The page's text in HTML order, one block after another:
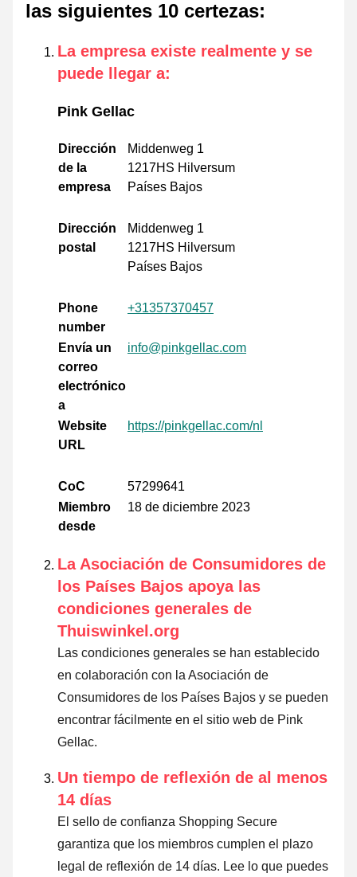
las siguientes 10 certezas:
La empresa existe realmente y se
puede llegar a:
Pink Gellac
Dirección
de la
empresa
Middenweg 1
1217HS Hilversum
Países Bajos
Dirección
postal
Middenweg 1
1217HS Hilversum
Países Bajos
Phone
number
+31357370457
Envía un
correo
electrónico
a
info@pinkgellac.com
Website
URL
https://pinkgellac.com/nl
CoC
57299641
Miembro
desde
18 de diciembre 2023
La Asociación de Consumidores de
los Países Bajos apoya las
condiciones generales de
Thuiswinkel.org
Las condiciones generales se han establecido
en colaboración con la Asociación de
Consumidores de los Países Bajos y se pueden
encontrar fácilmente en el sitio web de Pink
Gellac.
Un tiempo de reflexión de al menos
14 días
El sello de confianza Shopping Secure
garantiza que los miembros cumplen el plazo
legal de reflexión de 14 días. Lee lo que puedes